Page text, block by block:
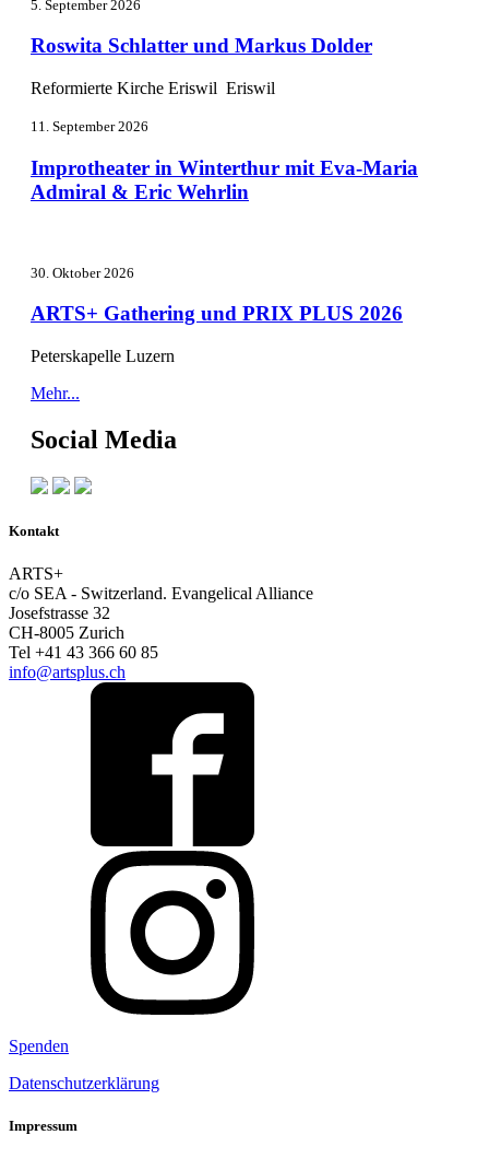
5. September 2026
Roswita Schlatter und Markus Dolder
Reformierte Kirche Eriswil Eriswil
11. September 2026
Improtheater in Winterthur mit Eva-Maria
Admiral & Eric Wehrlin
30. Oktober 2026
ARTS+ Gathering und PRIX PLUS 2026
Peterskapelle Luzern
Mehr...
Social Media
Kontakt
ARTS+
c/o SEA - Switzerland. Evangelical Alliance
Josefstrasse 32
CH-8005 Zurich
Tel +41 43 366 60 85
info@artsplus.ch
Spenden
Datenschutzerklärung
Impressum